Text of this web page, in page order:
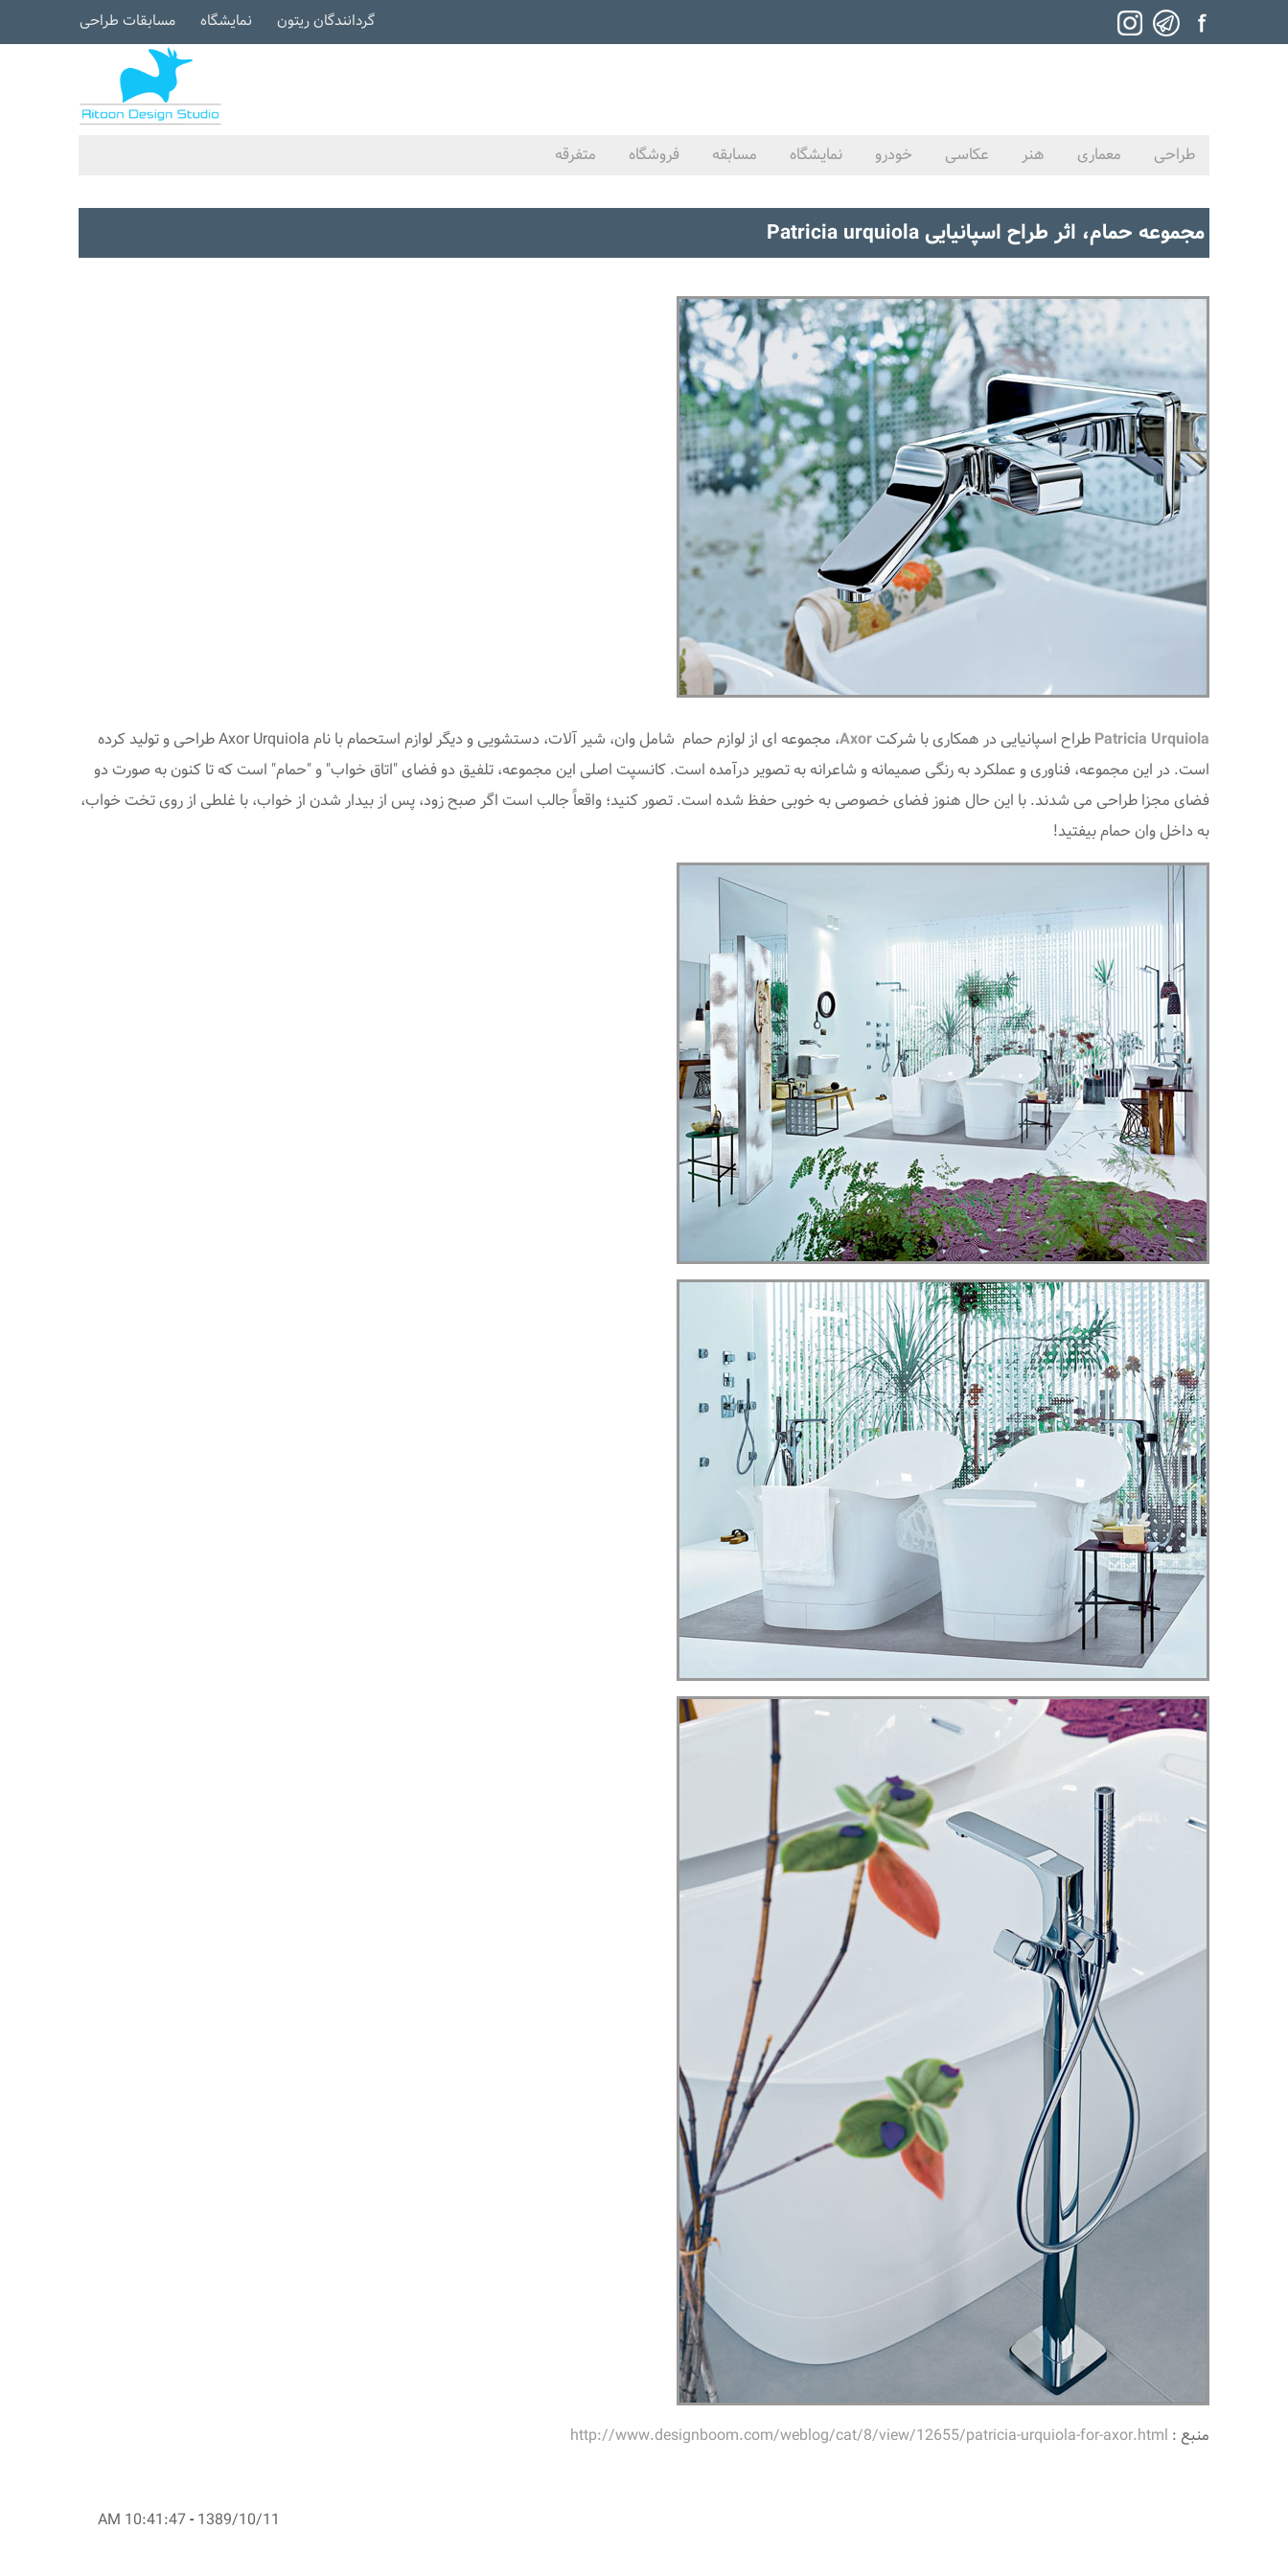
گردانندگان ریتون نمایشگاه مسابقات طراحی
طراحی معماری هنر عکاسی خودرو نمایشگاه مسابقه فروشگاه متفرقه
مجموعه حمام، اثر طراح اسپانیایی Patricia urquiola
Patricia Urquiolaطراح اسپانیایی در همکاری با شرکتAxor
، مجموعه ای از لوازم حمام شامل وان، شیر آلات، دستشویی و دیگر لوازم استحمام با نام Axor Urquiola طراحی و تولید کرده
است. در این مجموعه، فناوری و عملکرد به رنگی صمیمانه و شاعرانه به تصویر درآمده است. کانسپت اصلی این مجموعه، تلفیق دو فضای "اتاق خواب" و "حمام" است که تا کنون به صورت دو
فضای مجزا طراحی می شدند. با این حال هنوز فضای خصوصی به خوبی حفظ شده است. تصور کنید؛ واقعاً جالب است اگر صبح زود، پس از بیدار شدن از خواب، با غلطی از روی تخت خواب،
به داخل وان حمام بیفتید!
منبع : http://www.designboom.com/weblog/cat/8/view/12655/patricia-urquiola-for-axor.html
1389/10/11
-
10:41:47 AM